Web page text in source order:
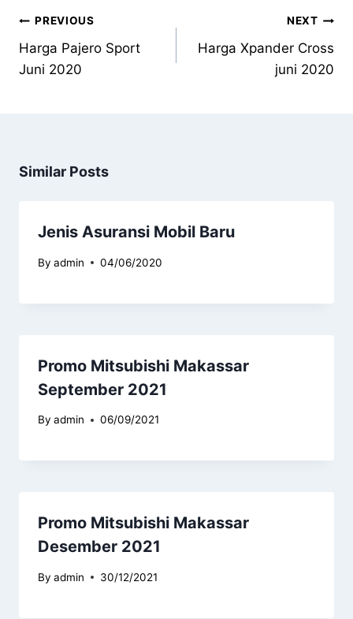
PREVIOUS
Harga Pajero Sport
Juni 2020
NEXT
Harga Xpander Cross
juni 2020
Similar Posts
Jenis Asuransi Mobil Baru
By admin 04/06/2020
Promo Mitsubishi Makassar
September 2021
By admin 06/09/2021
Promo Mitsubishi Makassar
Desember 2021
By admin 30/12/2021